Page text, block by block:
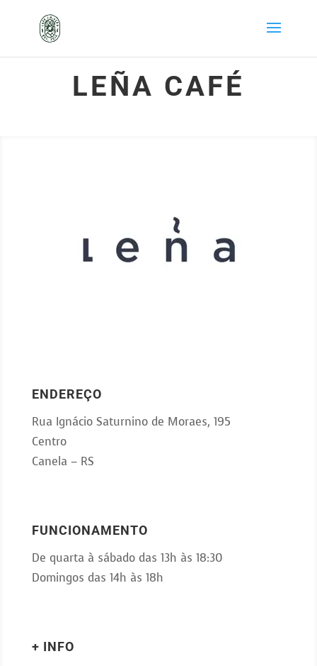
LEÑA CAFÉ
ENDEREÇO
Rua Ignácio Saturnino de Moraes, 195
Centro
Canela – RS
FUNCIONAMENTO
De quarta à sábado das 13h às 18:30
Domingos das 14h às 18h
+ INFO